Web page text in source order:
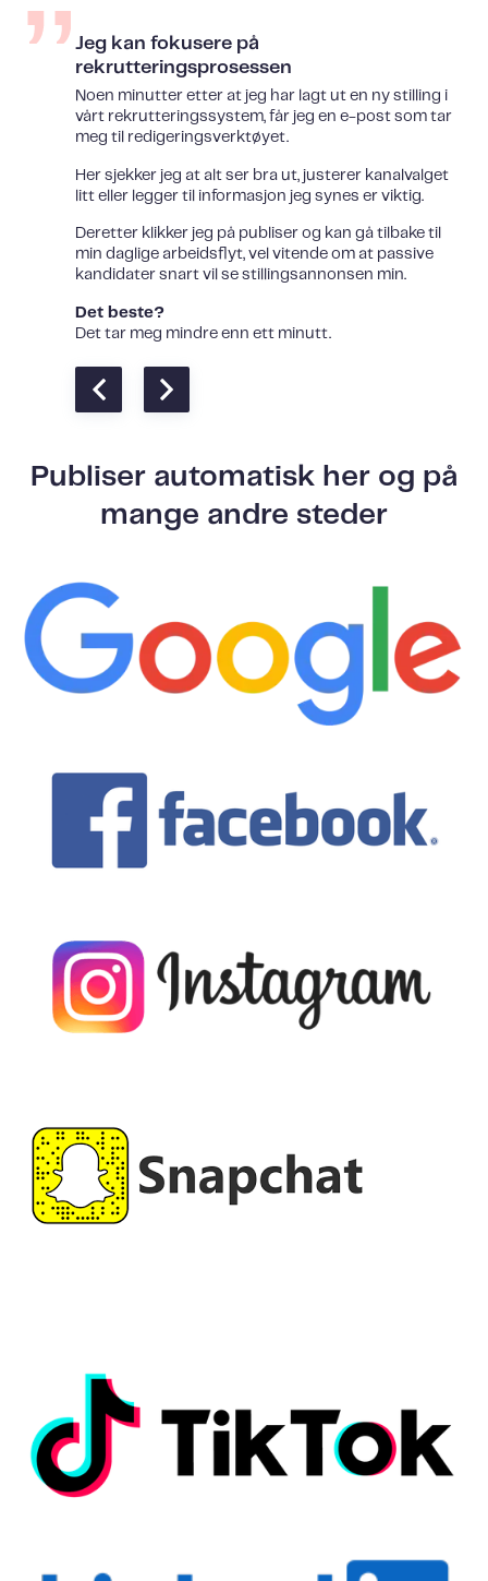
Jeg kan fokusere på
rekrutteringsprosessen
Noen minutter etter at jeg har lagt ut en ny stilling i
vårt rekrutteringssystem, får jeg en e-post som tar
meg til redigeringsverktøyet.
Her sjekker jeg at alt ser bra ut, justerer kanalvalget
litt eller legger til informasjon jeg synes er viktig.
Deretter klikker jeg på publiser og kan gå tilbake til
min daglige arbeidsflyt, vel vitende om at passive
kandidater snart vil se stillingsannonsen min.
Det beste?
Det tar meg mindre enn ett minutt.
Publiser automatisk her og på
mange andre steder